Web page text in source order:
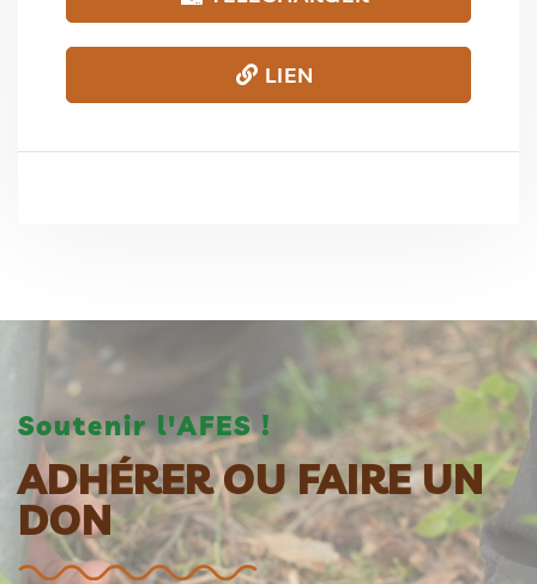
LIEN
Soutenir l'AFES !
ADHÉRER OU FAIRE UN
DON